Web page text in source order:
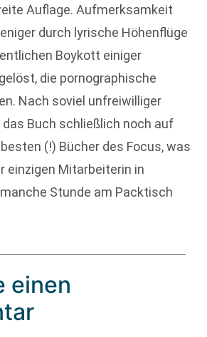
Auflage. Aufmerksamkeit
durch lyrische Höhenflüge
Boykott einiger
die pornographische
Nach soviel unfreiwilliger
Buch schließlich noch auf
(!) Bücher des Focus, was
einzigen Mitarbeiterin in
Stunde am Packtisch
einen